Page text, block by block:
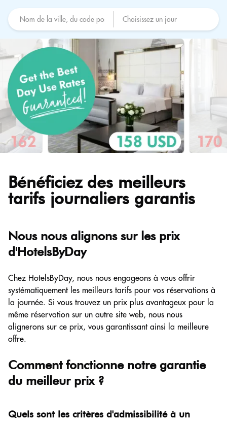
Bénéficiez des meilleurs
tarifs journaliers garantis
Nous nous alignons sur les prix
d'HotelsByDay
Chez HotelsByDay, nous nous engageons à vous offrir
systématiquement les meilleurs tarifs pour vos réservations à
la journée. Si vous trouvez un prix plus avantageux pour la
même réservation sur un autre site web, nous nous
alignerons sur ce prix, vous garantissant ainsi la meilleure
offre.
Comment fonctionne notre garantie
du meilleur prix ?
Quels sont les critères d'admissibilité à un